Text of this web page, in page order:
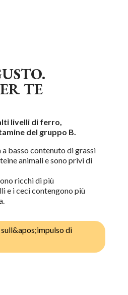
TE
livelli di ferro,
del gruppo B.
basso contenuto di grassi
animali e sono privi di
ricchi di più
e i ceci contengono più
di